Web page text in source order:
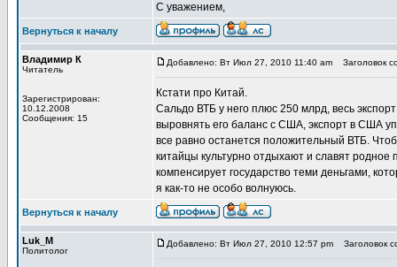
С уважением,
Вернуться к началу
Владимир К
Читатель
Зарегистрирован:
10.12.2008
Сообщения: 15
Добавлено: Вт Июл 27, 2010 11:40 am Заголовок
Кстати про Китай.
Сальдо ВТБ у него плюс 250 млрд, весь
выровнять его баланс с США, экспорт в США
все равно останется положительный ВТБ.
китайцы культурно отдыхают и славят родное
компенсирует государство теми деньгами,
я как-то не особо волнуюсь.
Вернуться к началу
Luk_M
Политолог
Добавлено: Вт Июл 27, 2010 12:57 pm Заголовок